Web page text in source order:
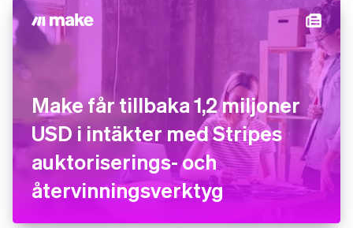
Make får tillbaka 1,2 miljoner
USD i intäkter med Stripes
auktoriserings- och
återvinningsverktyg